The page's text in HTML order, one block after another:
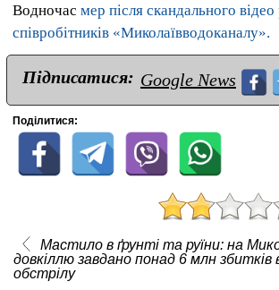
Водночас мер після скандального
співробітників «Миколаївводоканалу».
Підписатися: Google News
Поділитися:
Мастило в ґрунті та руїни: на
довкіллю завдано понад 6 млн збитків
обстрілу